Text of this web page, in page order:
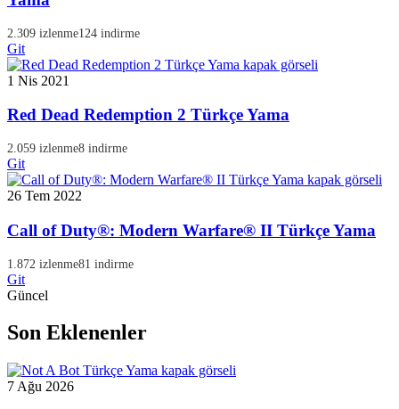
2.309 izlenme124 indirme
Git
1 Nis 2021
Red Dead Redemption 2 Türkçe Yama
2.059 izlenme8 indirme
Git
26 Tem 2022
Call of Duty®: Modern Warfare® II Türkçe Yama
1.872 izlenme81 indirme
Git
Güncel
Son Eklenenler
7 Ağu 2026